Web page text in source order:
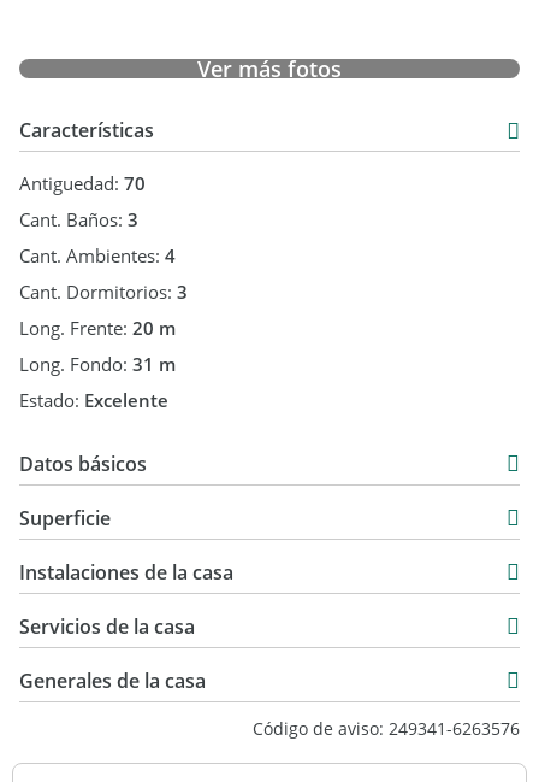
Ver más fotos
Características
Antiguedad: 70
Cant. Baños: 3
Cant. Ambientes: 4
Cant. Dormitorios: 3
Long. Frente: 20 m
Long. Fondo: 31 m
Estado: Excelente
Datos básicos
Venta
USD 185.000
Superficie
520 m2
Instalaciones de la casa
Servicios de la casa
Generales de la casa
Código de aviso: 249341-6263576